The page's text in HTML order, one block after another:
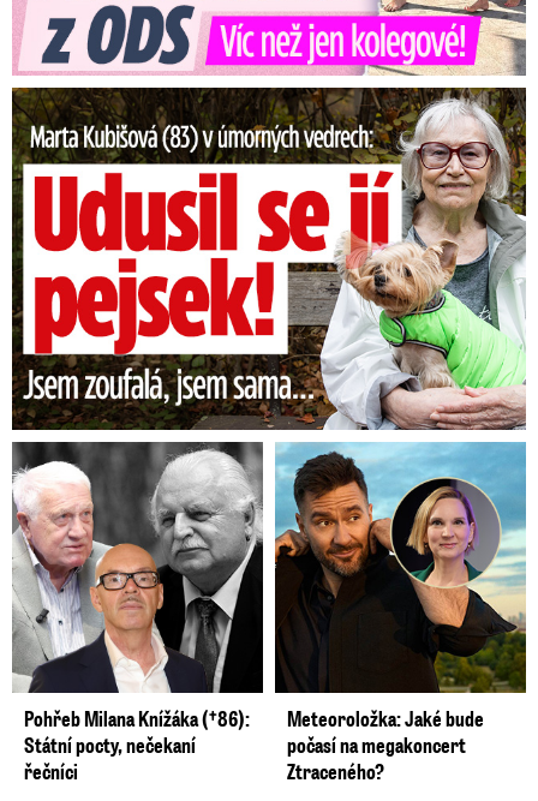
Marta Kubišová (83) v úmorných vedrech: Udusil se jí pejsek!
Pohřeb Milana Knížáka (†86):
Státní pocty, nečekaní
řečníci
Meteoroložka: Jaké bude
počasí na megakoncert
Ztraceného?